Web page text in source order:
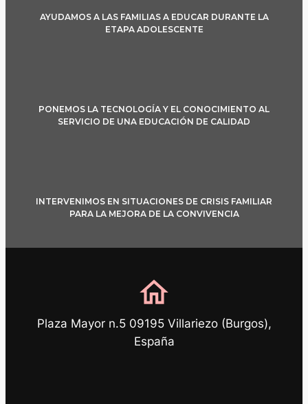
AYUDAMOS A LAS FAMILIAS A EDUCAR DURANTE LA
ETAPA ADOLESCENTE
PONEMOS LA TECNOLOGÍA Y EL CONOCIMIENTO AL
SERVICIO DE UNA EDUCACIÓN DE CALIDAD
INTERVENIMOS EN SITUACIONES DE CRISIS FAMILIAR
PARA LA MEJORA DE LA CONVIVENCIA
home
Plaza Mayor n.5 09195 Villariezo (Burgos),
España